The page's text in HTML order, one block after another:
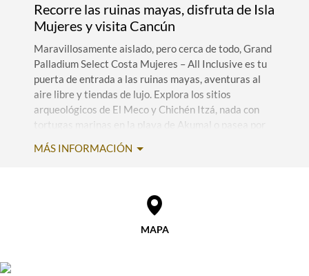
Recorre las ruinas mayas, disfruta de Isla
Mujeres y visita Cancún
Maravillosamente aislado, pero cerca de todo, Grand
Palladium Select Costa Mujeres – All Inclusive es tu
puerta de entrada a las ruinas mayas, aventuras al
aire libre y tiendas de lujo. Explora los sitios
arqueológicos de El Meco y Chichén Itzá, nada con
tortugas marinas en la playa de Akumal o pasea por
el pintoresco pueblo de pescadores de Puerto Juárez.
A solo un viaje en bote de distancia, Isla Mujeres,
Club y paseos en kayak y tirolesa en el Parque
Natural de Arrecifes Garrafón. Dirígete a Cancún
para ir de compras a los mega centros comerciales
MÁS INFORMACIÓN
MAPA